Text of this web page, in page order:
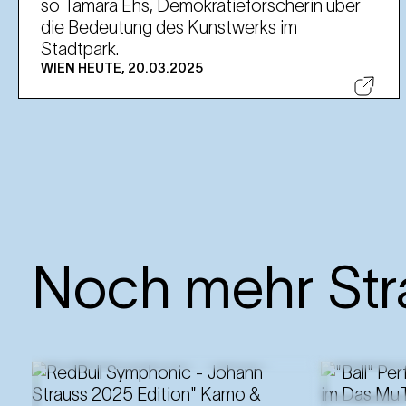
so Tamara Ehs, Demokratieforscherin über
die Bedeutung des Kunstwerks im
Stadtpark.
WIEN HEUTE, 20.03.2025
Noch mehr